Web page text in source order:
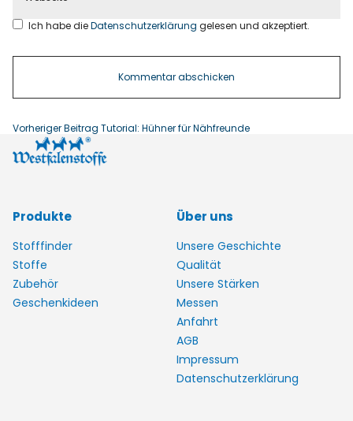
Ich habe dieDatenschutzerklärunggelesen und akzeptiert.
Vorheriger Beitrag Tutorial: Hühner für Nähfreunde
Produkte
Stofffinder
Stoffe
Zubehör
Geschenkideen
Über uns
Unsere Geschichte
Qualität
Unsere Stärken
Messen
Anfahrt
AGB
Impressum
Datenschutzerklärung